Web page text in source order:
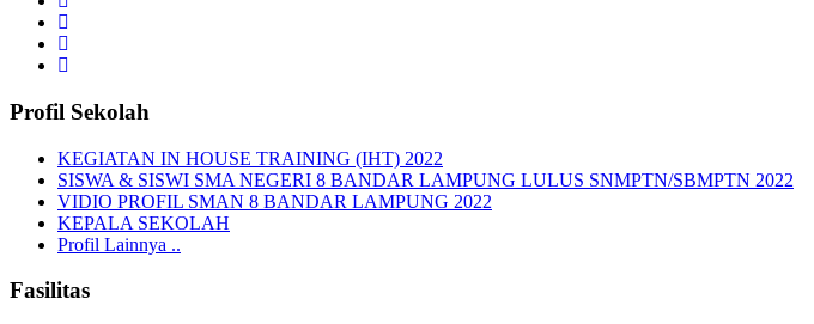
Profil Sekolah
KEGIATAN IN HOUSE TRAINING (IHT) 2022
SISWA & SISWI SMA NEGERI 8 BANDAR LAMPUNG LULUS SNMPTN/SBMPTN 2022
VIDIO PROFIL SMAN 8 BANDAR LAMPUNG 2022
KEPALA SEKOLAH
Profil Lainnya ..
Fasilitas